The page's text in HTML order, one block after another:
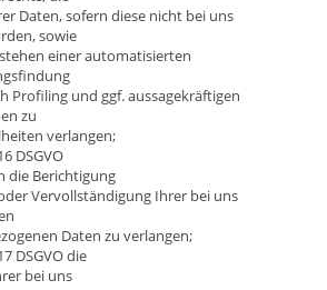
Daten, sofern diese nicht bei uns
sowie
einer automatisierten
Profiling und ggf. aussagekräftigen
zu
verlangen;
DSGVO
die Berichtigung
Vervollständigung Ihrer bei uns
Daten zu verlangen;
DSGVO die
bei uns